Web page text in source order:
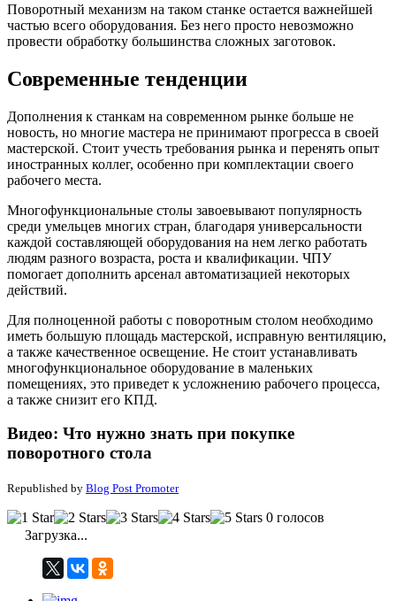
Поворотный механизм на таком станке остается важнейшей
частью всего оборудования. Без него просто невозможно
провести обработку большинства сложных заготовок.
Современные тенденции
Дополнения к станкам на современном рынке больше не
новость, но многие мастера не принимают прогресса в своей
мастерской. Стоит учесть требования рынка и перенять опыт
иностранных коллег, особенно при комплектации своего
рабочего места.
Многофункциональные столы завоевывают популярность
среди умельцев многих стран, благодаря универсальности
каждой составляющей оборудования на нем легко работать
людям разного возраста, роста и квалификации. ЧПУ
помогает дополнить арсенал автоматизацией некоторых
действий.
Для полноценной работы с поворотным столом необходимо
иметь большую площадь мастерской, исправную вентиляцию,
а также качественное освещение. Не стоит устанавливать
многофункциональное оборудование в маленьких
помещениях, это приведет к усложнению рабочего процесса,
а также снизит его КПД.
Видео: Что нужно знать при покупке
поворотного стола
Republished by Blog Post Promoter
0 голосов
Загрузка...